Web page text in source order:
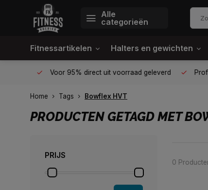
Alle
categorieën
Fitnessartikelen Halters en gewichten
Voor 95% direct uit voorraad geleverd
Home Tags Bowflex HVT
PRODUCTEN GETAGD MET
PRIJS
0